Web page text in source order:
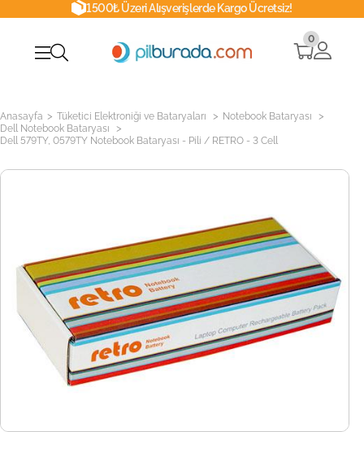
1500₺ Üzeri Alışverişlerde Kargo Ücretsiz!
0
Anasayfa > Tüketici Elektroniği ve Bataryaları > Notebook Bataryası >
Dell Notebook Bataryası >
Dell 579TY, 0579TY Notebook Bataryası - Pili / RETRO - 3 Cell